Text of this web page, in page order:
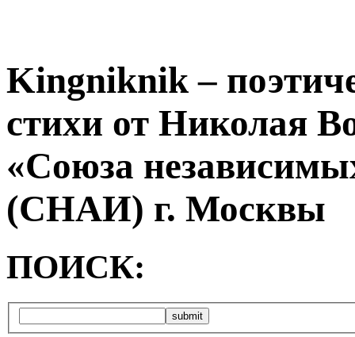
Kingniknik –
стихи от Николая
«Союза
(СНАИ) г. Москвы
ПОИСК: